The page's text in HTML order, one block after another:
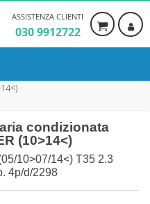
ASSISTENZA CLIENTI
030 9912722
condizionata
(10>14<)
10>07/14<) T35 2.3
4p/d/2298